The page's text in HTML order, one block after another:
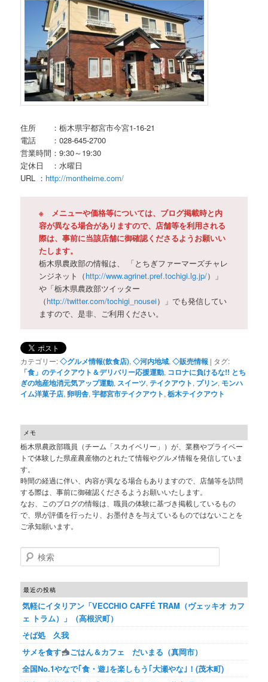
住所 ：栃木県宇都宮市今宮1-16-21
電話 ：028-645-2700
営業時間：9:30～19:30
定休日 ：水曜日
URL ： http://montheime.com/
※ メニューや価格等については、ブログ掲載時と内
容が異なる場合がありますので、店舗等を利用される
際は、事前に当該店舗に御確認くださるようお願いい
たします。
栃木県農政部の情報は、 「とちぎファーマーズチャレ
ンジネット（http://www.agrinet.pref.tochigi.lg.jp/）」
や「栃木県農政部ツイッター
（http://twitter.com/tochigi_nousei）」でも発信してい
ますので、是非、ご利用ください。
カテゴリー:◇グルメ情報(飲食店),◇河内地域,◇販売情報 | タグ:
「食」のテイクアウト＆デリバリー応援運動, コロナに負けるな!! とち
ぎの地産地消元気アップ運動, スイーツ,テイクアウト, プリン, モンハ
イム洋菓子店, 卵明舎,宇都宮市テイクアウト,栃木テイクアウト
メモ
栃木県農政部職員（チーム「スカイベリー」）が、業務やプライベー
トで体験した県産農産物のとれたて情報やグルメ情報を発信していま
す。
時間の経過に伴い、内容が異なる場合もありますので、店舗等を訪問
する際は、事前に御確認くださるようお願いいたします。
なお、このブログの情報は、職員の体験に基づき掲載しているもの
で、県が評価を行ったり、お墨付きを与えているものではないことを
ご承知願います。
検索
最近の投稿
気軽にイタリアン「VECCHIO CAFFÉ TRAM（ヴェッキオ カフ
ェ トラム）」（高根沢町）
そば処 久我
サメを食す
ごはん＆カフェ だいまる（真岡市）
全国No.1やなで｢食・遊｣を楽しもう｢大瀬やな｣！(茂木町)